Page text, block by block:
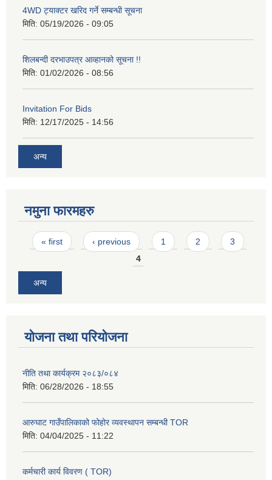
4WD ट्याक्टर खरिद गर्ने सम्बन्धी सूचना
मिति: 05/19/2026 - 09:05
शिलबन्दी दरभाउपत्र आव्हानको सूचना !!
मिति: 01/02/2026 - 08:56
Invitation For Bids
मिति: 12/17/2025 - 14:56
अन्य
नमुना फारमहरु
Pages
« first ‹ previous 1 2
3
4
अन्य
योजना तथा परियोजना
नीति तथा कार्यक्रम २०८३/०८४
मिति: 06/28/2026 - 18:55
आरुघाट गाउँपालिकाको फोहोर व्यवस्थापन सम्बन्धी TOR
मिति: 04/04/2025 - 11:22
कर्मचारी कार्य विवरण ( TOR)